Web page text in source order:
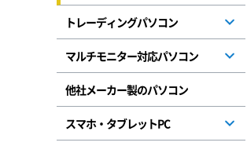
トレーディングパソコン
マルチモニター対応パソコン
他社メーカー製のパソコン
スマホ・タブレットPC